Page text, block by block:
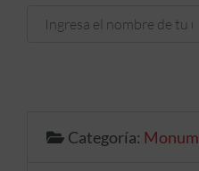
Ingresa el nombre de tu
Categoría: